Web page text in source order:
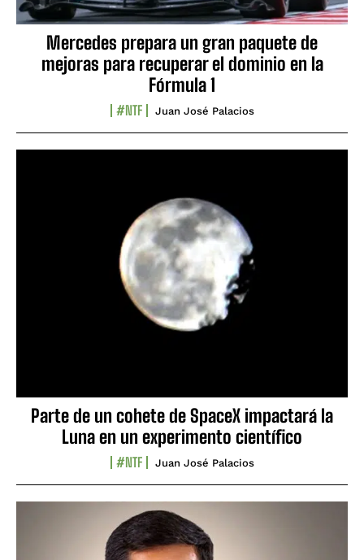
Mercedes prepara un gran paquete de
mejoras para recuperar el dominio en la
Fórmula 1
#NTF Juan José Palacios
Parte de un cohete de SpaceX impactará la
Luna en un experimento científico
#NTF Juan José Palacios